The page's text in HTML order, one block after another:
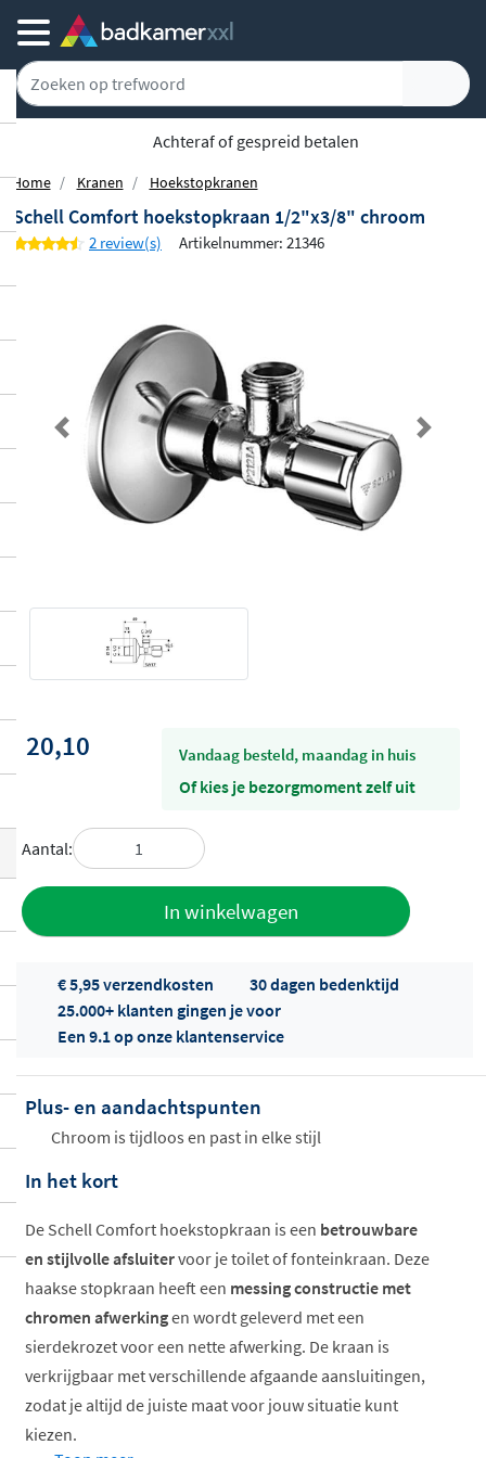
Achteraf of gespreid betalen
Home Kranen Hoekstopkranen
Schell Comfort hoekstopkraan 1/2"x3/8" chroom
2 review(s) Artikelnummer: 21346
Previous Next
20,10 vandaag besteld, maandag in huis
Of kies je bezorgmoment zelf uit
Aantal:
In winkelwagen
Offertes
€ 5,95 verzendkosten
30 dagen bedenktijd
25.000+ klanten gingen je voor
Een 9.1 op onze klantenservice
Plus- en aandachtspunten
Chroom is tijdloos en past in elke stijl
In het kort
De Schell Comfort hoekstopkraan is een betrouwbare
en stijlvolle afsluitervoor je toilet of fonteinkraan. Deze
haakse stopkraan heeft een messing constructie met
chromen afwerkingen wordt geleverd met een
sierdekrozet voor een nette afwerking. De kraan is
verkrijgbaar met verschillende afgaande aansluitingen,
zodat je altijd de juiste maat voor jouw situatie kunt
kiezen.